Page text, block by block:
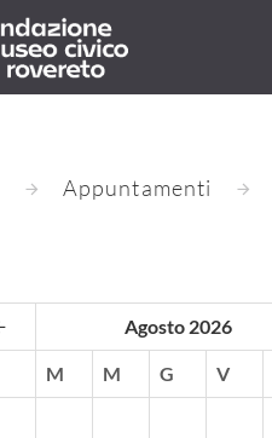
Appuntamenti
Agosto 2026
M M G V